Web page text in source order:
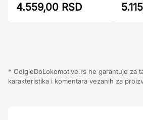
4.559,00 RSD
* OdIgleDoLokomotive.rs ne garantuje za
karakteristika i komentara vezanih za